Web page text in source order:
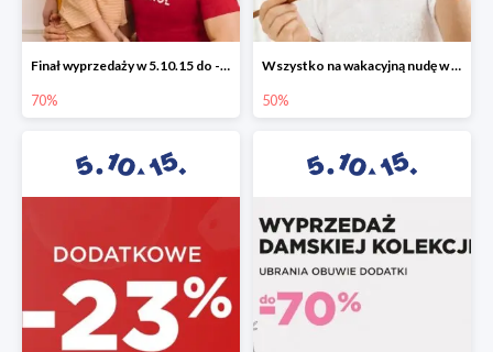
Finał wyprzedaży w 5.10.15 do -70%
70%
Wszystko na wakacyjną nudę w 5.10.15 - gry i zabawki do -50%
50%